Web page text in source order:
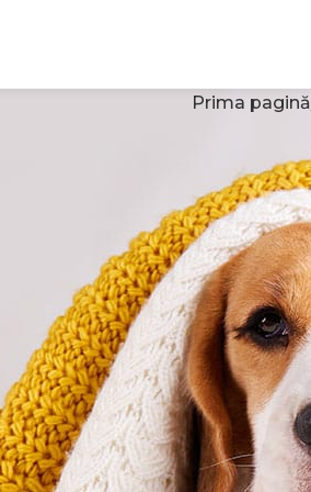
Prima pagină